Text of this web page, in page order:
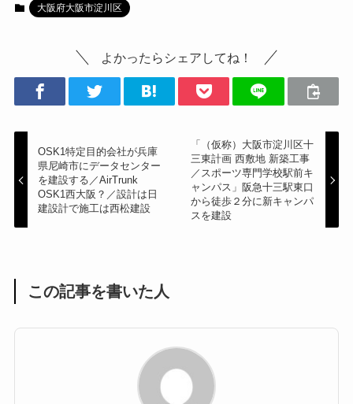
大阪府大阪市淀川区
よかったらシェアしてね！
OSK1特定目的会社が兵庫
県尼崎市にデータセンター
を建設する／AirTrunk
OSK1西大阪？／設計は日
建設計で施工は西松建設
「（仮称）大阪市淀川区十
三東計画 西敷地 新築工事
／スポーツ専門学校駅前キ
ャンパス」阪急十三駅東口
から徒歩２分に新キャンパ
スを建設
この記事を書いた人